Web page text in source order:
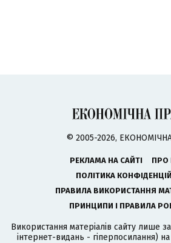
© 2005-2026,
РЕКЛАМА НА САЙТІ
ПРО
ПОЛІТИКА
ПРАВИЛА ВИКОРИСТАННЯ
ПРИНЦИПИ І ПРАВИЛА
Використання матеріалів сайту лише
інтернет-видань - гіперпосилання)